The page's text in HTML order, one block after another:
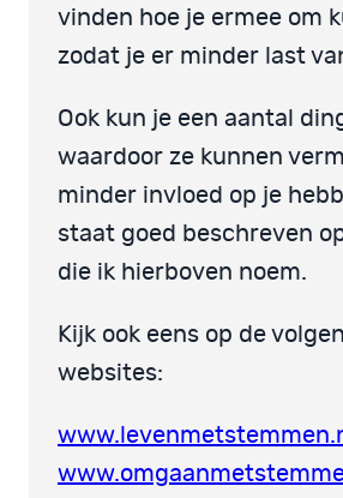
vinden hoe je ermee om
zodat je er minder last
Ook kun je een aantal
waardoor ze kunnen
minder invloed op je
staat goed beschreven
die ik hierboven noem.
Kijk ook eens op de
websites: